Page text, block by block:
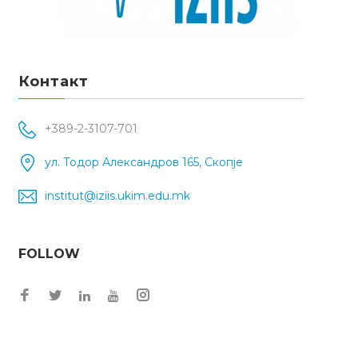
Контакт
+389-2-3107-701
ул. Тодор Александров 165, Скопје
institut@iziis.ukim.edu.mk
FOLLOW
Facebook
Twitter
Instagram